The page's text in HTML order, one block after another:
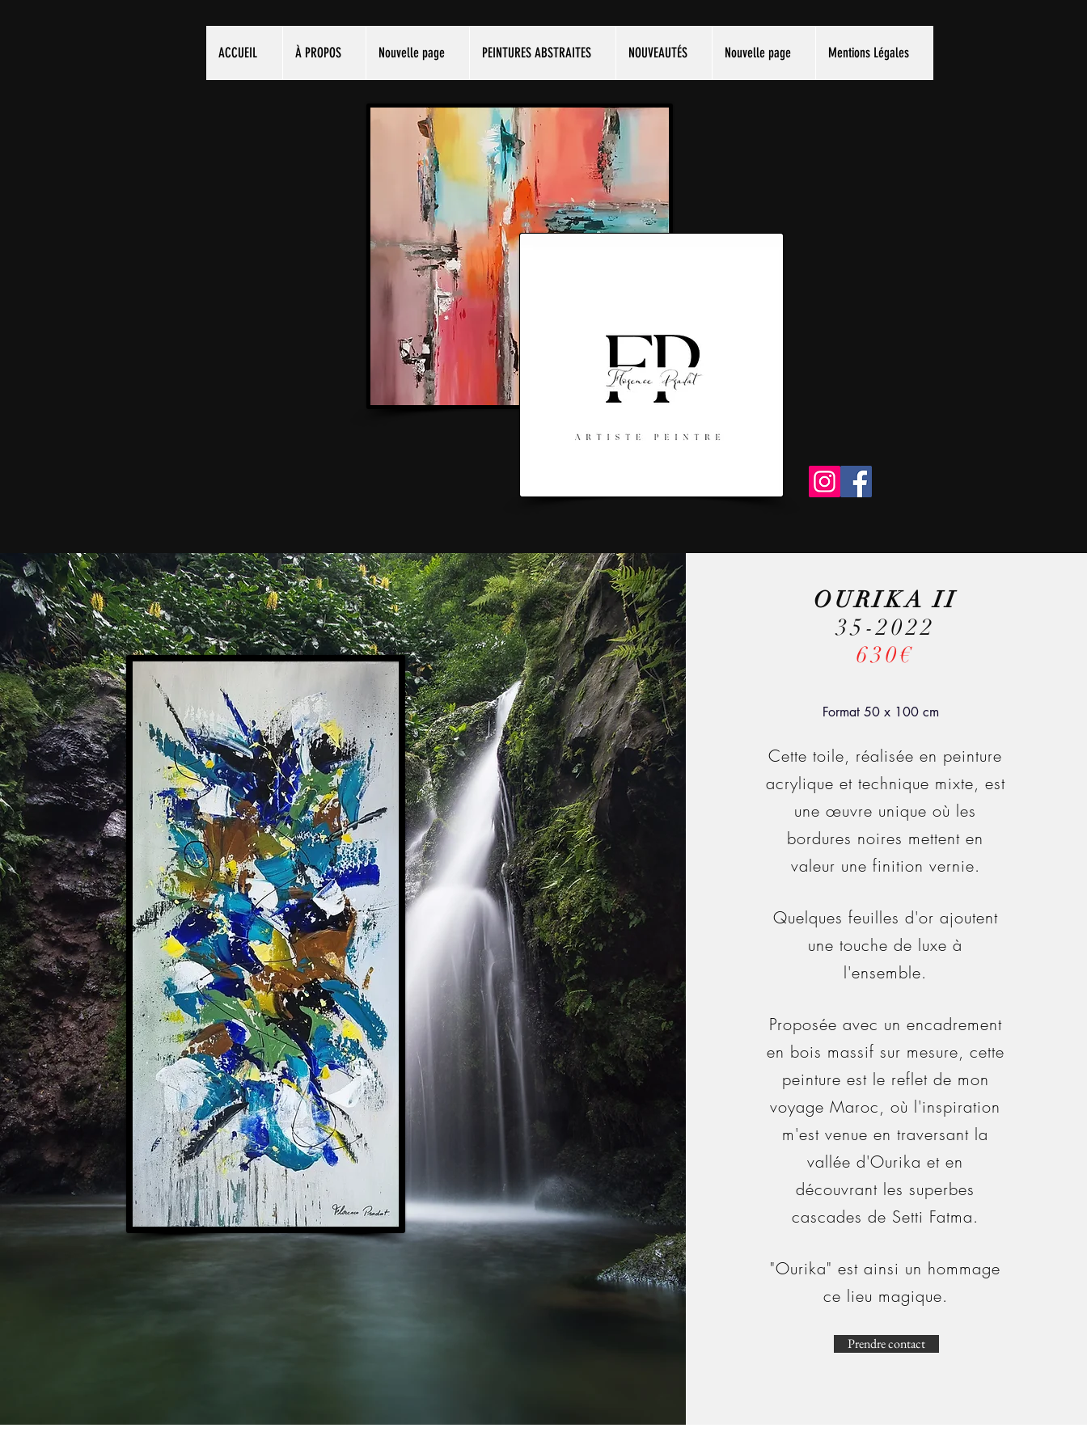
ACCUEIL À PROPOS Nouvelle page PEINTURES ABSTRAITES NOUVEAUTÉS Nouvelle page Mentions Légales
OURIKA II
35-2022
630€
Format 50 x 100 cm
Cette toile, réalisée en peinture
acrylique et technique mixte, est
une œuvre unique où les
bordures noires mettent en
valeur une finition vernie.
Quelques feuilles d'or ajoutent
une touche de luxe à
l'ensemble.
Proposée avec un encadrement
en bois massif sur mesure, cette
peinture est le reflet de mon
voyage Maroc, où l'inspiration
m'est venue en traversant la
vallée d'Ourika et en
découvrant les superbes
cascades de Setti Fatma.
"Ourika" est ainsi un hommage
ce lieu magique.
Prendre contact